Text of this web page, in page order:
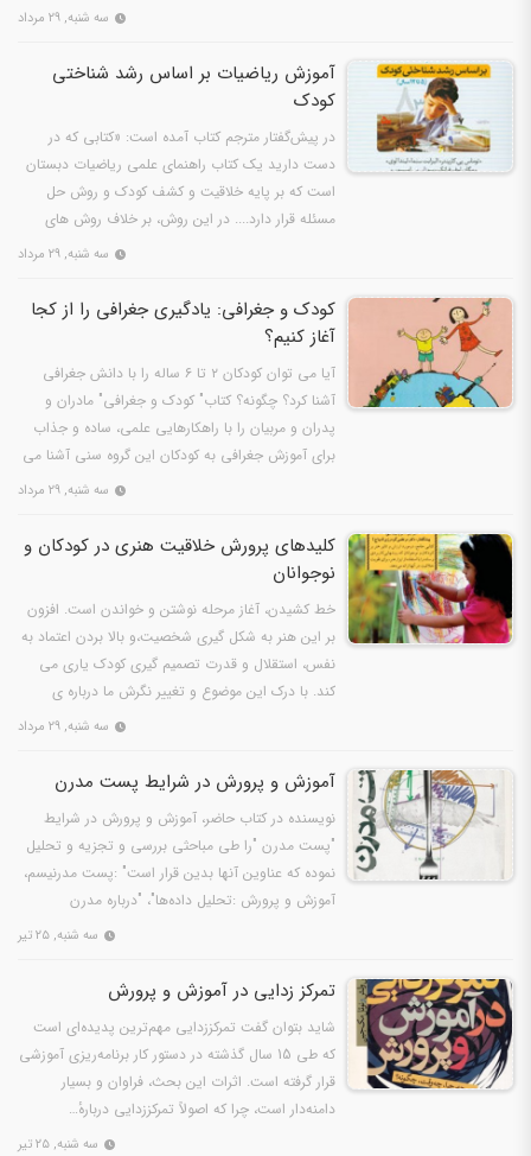
سه شنبه, ۲۹ مرداد
آموزش ریاضیات بر اساس رشد شناختی
کودک
در پیش‌گفتار مترجم کتاب آمده است: «کتابی که در
دست دارید یک کتاب راهنمای علمی ریاضیات دبستان
است که بر پایه خلاقیت و کشف کودک و روش حل
مسئله قرار دارد.... در این روش، بر خلاف روش های
سه شنبه, ۲۹ مرداد
کودک و جغرافی: یادگیری جغرافی را از کجا
آغاز کنیم؟
آیا می توان کودکان ٢ تا ٦ ساله را با دانش جغرافی
آشنا کرد؟ چگونه؟ کتاب" کودک و جغرافی" مادران و
پدران و مربیان را با راهکارهایی علمی، ساده و جذاب
برای آموزش جغرافی به کودکان این گروه سنی آشنا می
سه شنبه, ۲۹ مرداد
کلیدهای پرورش خلاقیت هنری در کودکان و
نوجوانان
خط کشیدن، آغاز مرحله نوشتن و خواندن است. افزون
بر این هنر به شکل گیری شخصیت،و بالا بردن اعتماد به
نفس، استقلال و قدرت تصمیم گیری کودک یاری می
کند. با درک این موضوع و تغییر نگرش ما درباره ی
سه شنبه, ۲۹ مرداد
آموزش و پرورش در شرایط پست مدرن
نويسنده در کتاب حاضر، آموزش و پرورش در شرايط
"پست مدرن "را طي مباحثي بررسی و تجزيه و تحليل
نموده که عناوين آنها بدين قرار است" :پست مدرنيسم،
آموزش و پرورش :تحليل داده‌ها"، "درباره مدرن
سه شنبه, ۲۵ تیر
تمرکز زدایی در آموزش و پرورش
شاید بتوان گفت تمرکززدایی مهم‌ترین پدیده‌ای است
که طی 15 سال گذشته در دستور کار برنامه‌ریزی آموزشی
قرار گرفته است. اثرات این بحث، فراوان و بسیار
دامنه‌دار است، چرا که اصولاً تمرکززدایی دربارهٔ…
سه شنبه, ۲۵ تیر